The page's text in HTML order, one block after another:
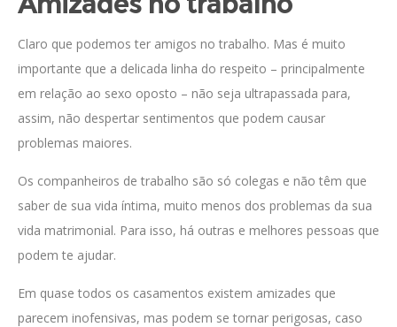
Claro que podemos ter amigos no trabalho. Mas é muito
importante que a delicada linha do respeito – principalmente
em relação ao sexo oposto – não seja ultrapassada para,
assim, não despertar sentimentos que podem causar
problemas maiores.
Os companheiros de trabalho são só colegas e não têm que
saber de sua vida íntima, muito menos dos problemas da sua
vida matrimonial. Para isso, há outras e melhores pessoas que
podem te ajudar.
Em quase todos os casamentos existem amizades que
parecem inofensivas, mas podem se tornar perigosas, caso